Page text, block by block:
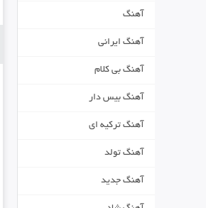
آهنگ
آهنگ ایرانی
آهنگ بی کلام
آهنگ بیس دار
آهنگ ترکیه ای
آهنگ تولد
آهنگ جدید